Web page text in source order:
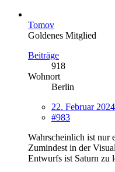
Tomov
Goldenes Mitglied
Beiträge
918
Wohnort
Berlin
22. Februar
#983
Wahrscheinlich ist nur
Zumindest in der
Entwurfs ist Saturn zu